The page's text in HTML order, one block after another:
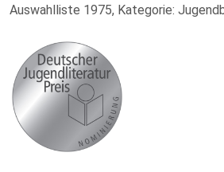
Auswahlliste 1975, Kategorie: